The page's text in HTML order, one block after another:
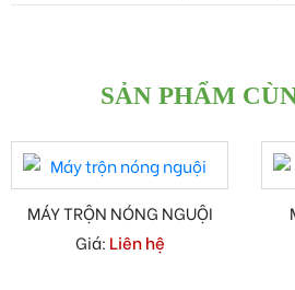
SẢN PHẨM
MÁY TRỘN NÓNG NGUỘI
Giá: Liên hệ